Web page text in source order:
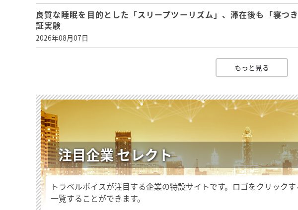
良質な睡眠を目的とした「スリープツーリズム」、滞在後も「寝つ
証実験
2026年08月07日
もっと見る
注目企業 セレクト
トラベルボイスが注目する企業の特設サイトです。ロゴをクリック
一覧することができます。